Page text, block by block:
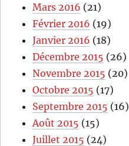
Mars 2016 (21)
Février 2016 (19)
Janvier 2016 (18)
Décembre 2015 (26)
Novembre 2015 (20)
Octobre 2015 (17)
Septembre 2015 (16)
Août 2015 (15)
Juillet 2015 (24)